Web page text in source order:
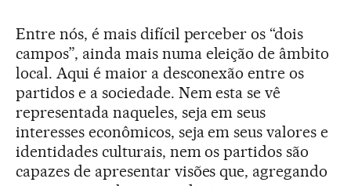
Entre nós, é mais difícil perceber os “dois
campos”, ainda mais numa eleição de âmbito
local. Aqui é maior a desconexão entre os
partidos e a sociedade. Nem esta se vê
representada naqueles, seja em seus
interesses econômicos, seja em seus valores e
identidades culturais, nem os partidos são
capazes de apresentar visões que, agregando